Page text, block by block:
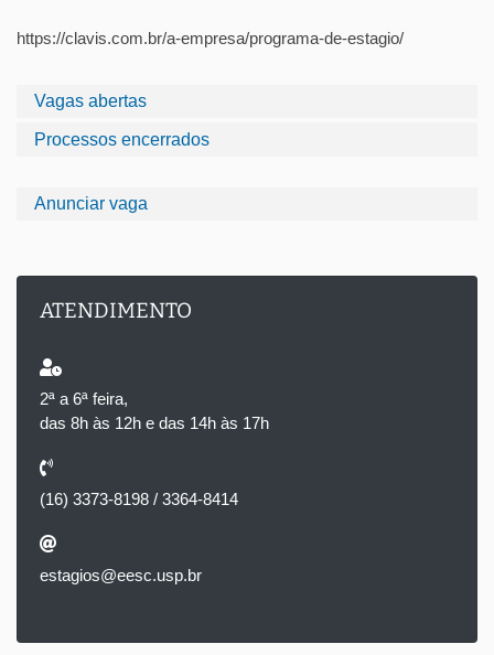
Vagas abertas
Processos encerrados
Anunciar vaga
ATENDIMENTO
2ª a 6ª feira,
das 8h às 12h e das 14h às 17h
(16) 3373-8198 / 3364-8414
estagios@eesc.usp.br
https://clavis.com.br/a-empresa/programa-de-estagio/